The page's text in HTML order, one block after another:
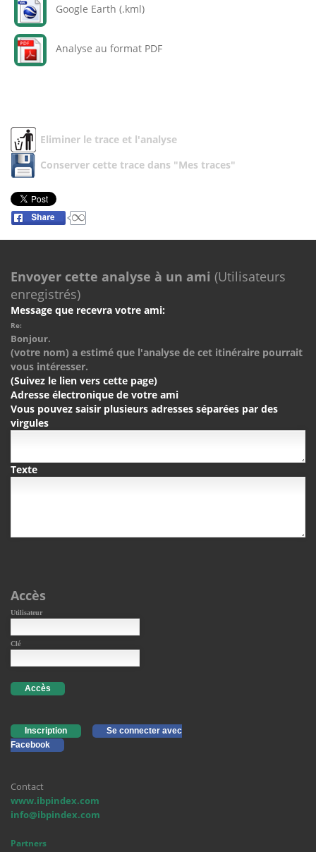
Google Earth (.kml)
Analyse au format PDF
Eliminer le trace et l'analyse
Conserver cette trace dans "Mes traces"
Envoyer cette analyse à un ami (Utilisateurs
enregistrés)
Message que recevra votre ami:
Re:
Bonjour.
(votre nom) a estimé que l'analyse de cet itinéraire pourrait
vous intéresser.
(Suivez le lien vers cette page)
Adresse électronique de votre ami
Vous pouvez saisir plusieurs adresses séparées par des
virgules
Texte
Accès
Utilisateur
Clé
Accès
Inscription
Se connecter avec
Facebook
Contact
www.ibpindex.com
info@ibpindex.com
Partners